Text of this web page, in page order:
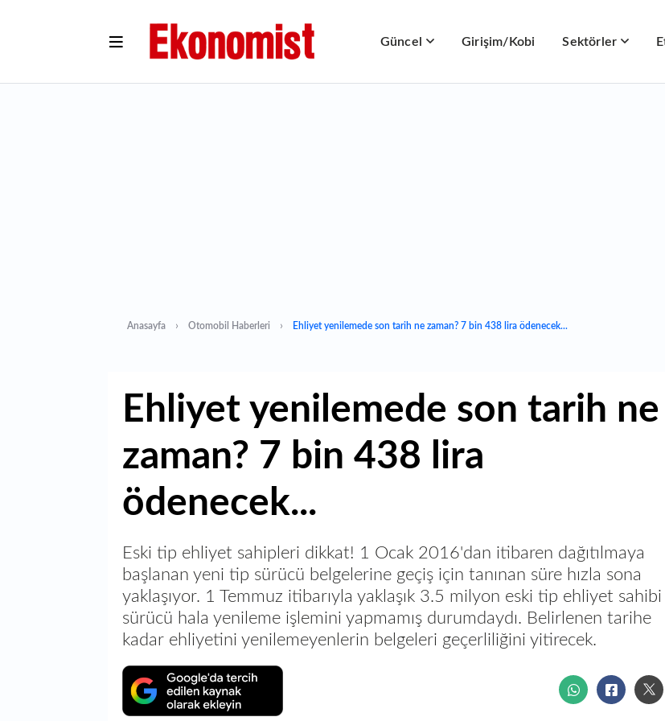
Güncel Girişim/Kobi Sektörler
Anasayfa Otomobil Haberleri Ehliyet yenilemede son tarih ne zaman? 7 bin 438 lira ödenecek...
Ehliyet yenilemede son tarih ne
zaman? 7 bin 438 lira
ödenecek...
Eski tip ehliyet sahipleri dikkat! 1 Ocak 2016'dan itibaren dağıtılmaya
başlanan yeni tip sürücü belgelerine geçiş için tanınan süre hızla sona
yaklaşıyor. 1 Temmuz itibarıyla yaklaşık 3.5 milyon eski tip ehliyet sahibi
sürücü hala yenileme işlemini yapmamış durumdaydı. Belirlenen tarihe
kadar ehliyetini yenilemeyenlerin belgeleri geçerliliğini yitirecek.